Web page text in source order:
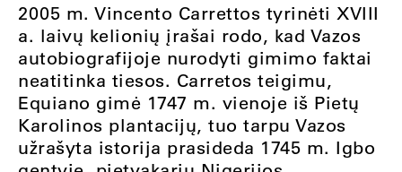
2005 m. Vincento Carrettos tyrinėti XVIII
a. laivų kelionių įrašai rodo, kad Vazos
autobiografijoje nurodyti gimimo faktai
neatitinka tiesos. Carretos teigimu,
Equiano gimė 1747 m. vienoje iš Pietų
Karolinos plantacijų, tuo tarpu Vazos
užrašyta istorija prasideda 1745 m. Igbo